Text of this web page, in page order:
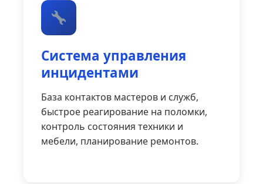
Система управления
инцидентами
База контактов мастеров и служб,
быстрое реагирование на поломки,
контроль состояния техники и
мебели, планирование ремонтов.